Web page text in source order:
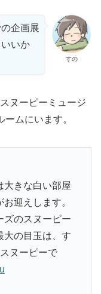
すの
企画展
いか
ヌーピーミュージ
ムにいます。
大きな白い部屋
迎えします。
ズのスヌーピー
大の目玉は、す
ヌーピーで